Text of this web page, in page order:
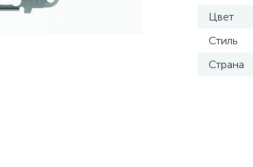
Цвет
Стиль
Страна